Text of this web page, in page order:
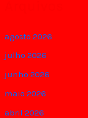
agosto 2026
julho 2026
junho 2026
maio 2026
abril 2026